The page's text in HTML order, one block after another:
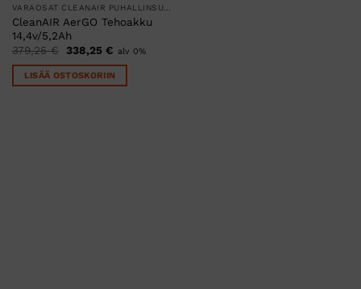
CleanAIR AerGO Tehoakku
14,4v/5,2Ah
379,25€
Alkuperäinen
hinta
oli:
379,25 €.
338,25 €Nykyinen
on:
338,25 €.
alv 0%
LISÄÄ OSTOSKORIIN